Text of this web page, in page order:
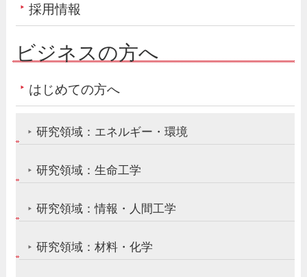
採用情報
ビジネスの方へ
はじめての方へ
研究領域：エネルギー・環境
研究領域：生命工学
研究領域：情報・人間工学
研究領域：材料・化学